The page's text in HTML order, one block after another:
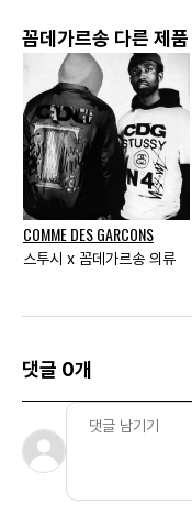
꼼데가르송 다른 제품
COMME DES GARCONS
스투시 x 꼼데가르송 의류
댓글 0개